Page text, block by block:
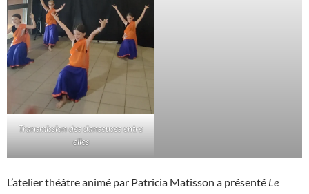
Transmission des danseuses entre
elles
L’atelier théâtre animé par Patricia Matisson a présenté Le